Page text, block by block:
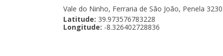
Vale do Ninho, Ferraria de São João, Penela
Latitude: 39.973576783228
Longitude: -8.326402728836